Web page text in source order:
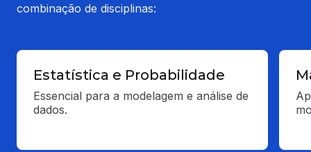
combinação de disciplinas:
Estatística e Probabilidade
Essencial para a modelagem e análise de
dados.